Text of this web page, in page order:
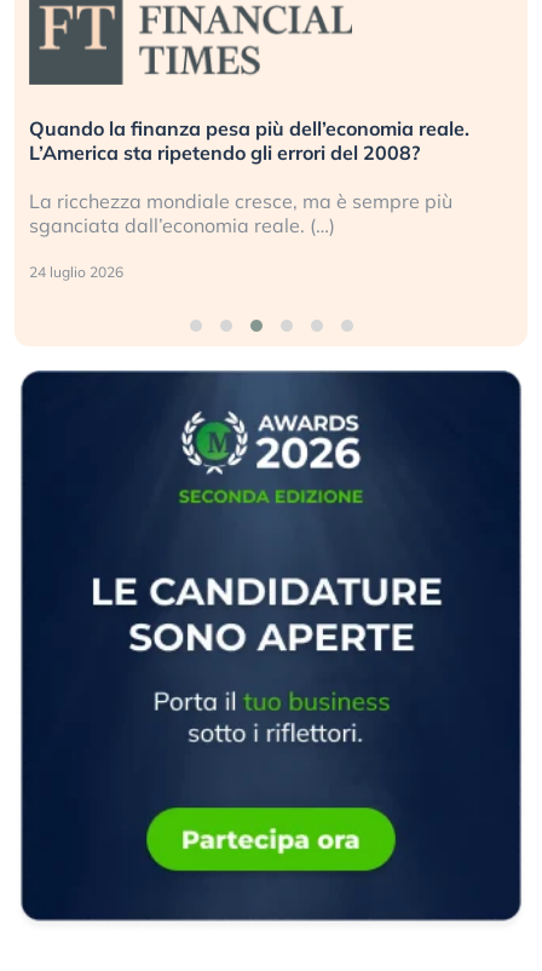
Quando la finanza pesa più dell’economia reale.
L’America sta ripetendo gli errori del 2008?
La ricchezza mondiale cresce, ma è sempre più
sganciata dall’economia reale. (…)
24 luglio 2026